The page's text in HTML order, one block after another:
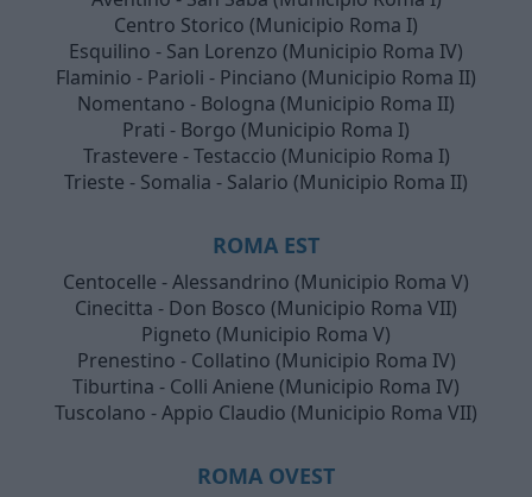
Centro Storico (Municipio Roma I)
Esquilino - San Lorenzo (Municipio Roma IV)
Flaminio - Parioli - Pinciano (Municipio Roma II)
Nomentano - Bologna (Municipio Roma II)
Prati - Borgo (Municipio Roma I)
Trastevere - Testaccio (Municipio Roma I)
Trieste - Somalia - Salario (Municipio Roma II)
ROMA EST
Centocelle - Alessandrino (Municipio Roma V)
Cinecitta - Don Bosco (Municipio Roma VII)
Pigneto (Municipio Roma V)
Prenestino - Collatino (Municipio Roma IV)
Tiburtina - Colli Aniene (Municipio Roma IV)
Tuscolano - Appio Claudio (Municipio Roma VII)
ROMA OVEST